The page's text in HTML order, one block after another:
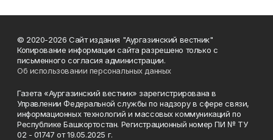
© 2020-2026 Сайт издания "Аургазинский вестник"
Копирование информации сайта разрешено только с
письменного согласия администрации.
Об использовании персональных данных
Газета «Аургазинский вестник» зарегистрирована в
Управлении Федеральной службы по надзору в сфере связи,
информационных технологий и массовых коммуникаций по
Республике Башкортостан. Регистрационный номер ПИ № ТУ
02 - 01747 от 19.05.2025 г.